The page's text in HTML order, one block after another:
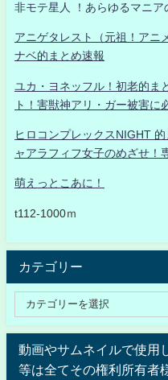
非モテ星人 ！あらゆるマニア
アニゲタレスト（元祖！ア
ナベ的まとめ速報
ユカ・ヨネッフル！初老的ま
ト！害獣神アリ・ガー被害に
ヒロコンプレックスNIGHT
ャアラフィフ女子のめざせ！
萌えっとこあに！
t112-1000ｍ
カテゴリー
動画やサムネイルで使用
等は全てその権利所有者